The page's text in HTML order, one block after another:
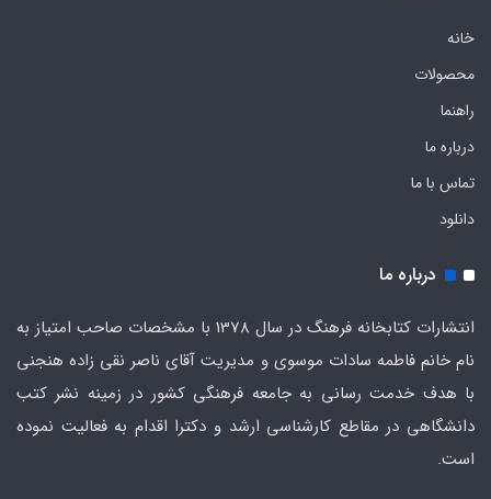
خانه
محصولات
راهنما
درباره ما
تماس با ما
دانلود
درباره ما
انتشارات کتابخانه فرهنگ در سال 1378 با مشخصات صاحب امتیاز به
نام خانم فاطمه سادات موسوی و مدیریت آقای ناصر نقی زاده هنجنی
با هدف خدمت رسانی به جامعه فرهنگی کشور در زمینه نشر کتب
دانشگاهی در مقاطع کارشناسی ارشد و دکترا اقدام به فعالیت نموده
است.